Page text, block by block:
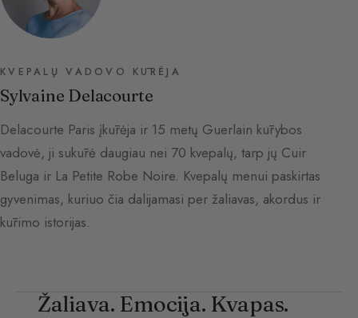
KVEPALŲ VADOVO KŪRĖJA
Sylvaine Delacourte
Delacourte Paris įkūrėja ir 15 metų Guerlain kūrybos
vadovė, ji sukūrė daugiau nei 70 kvepalų, tarp jų Cuir
Beluga ir La Petite Robe Noire. Kvepalų menui paskirtas
gyvenimas, kuriuo čia dalijamasi per žaliavas, akordus ir
kūrimo istorijas.
Žaliava. Emocija. Kvapas.